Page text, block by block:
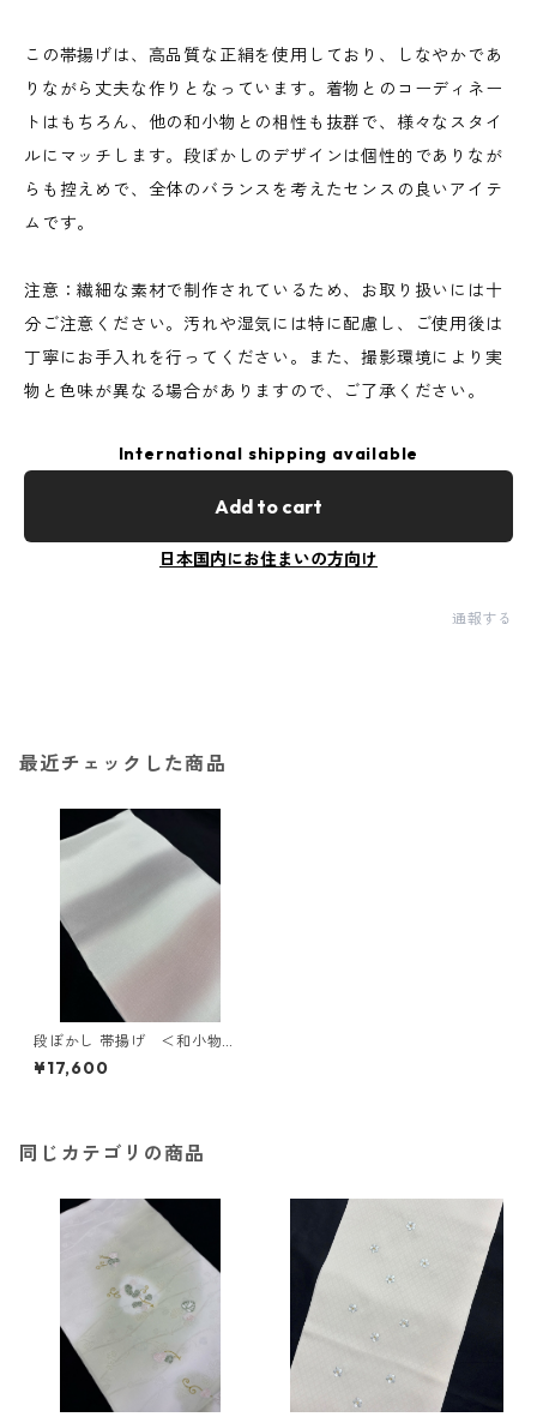
この帯揚げは、高品質な正絹を使用しており、しなやかであ
りながら丈夫な作りとなっています。着物とのコーディネー
トはもちろん、他の和小物との相性も抜群で、様々なスタイ
ルにマッチします。段ぼかしのデザインは個性的でありなが
らも控えめで、全体のバランスを考えたセンスの良いアイテ
ムです。
注意：繊細な素材で制作されているため、お取り扱いには十
分ご注意ください。汚れや湿気には特に配慮し、ご使用後は
丁寧にお手入れを行ってください。また、撮影環境により実
物と色味が異なる場合がありますので、ご了承ください。
International shipping available
Add to cart
日本国内にお住まいの方向け
通報する
最近チェックした商品
段ぼかし 帯揚げ ＜和小物さ
くら＞ SOA-88
¥17,600
同じカテゴリの商品